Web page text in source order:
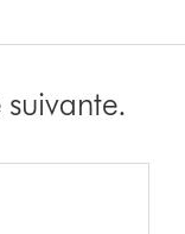
suivante.